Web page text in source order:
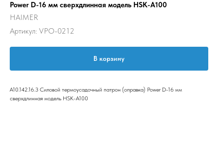
Power D-16 мм сверхдлинная модель HSK-A100
HAIMER
Артикул: VPO-0212
В корзину
A10.142.16.3 Силовой термоусадочный патрон (оправка) Power D-16 мм
сверхдлинная модель HSK-A100